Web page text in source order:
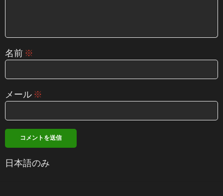
名前 ※
メール ※
日本語のみ